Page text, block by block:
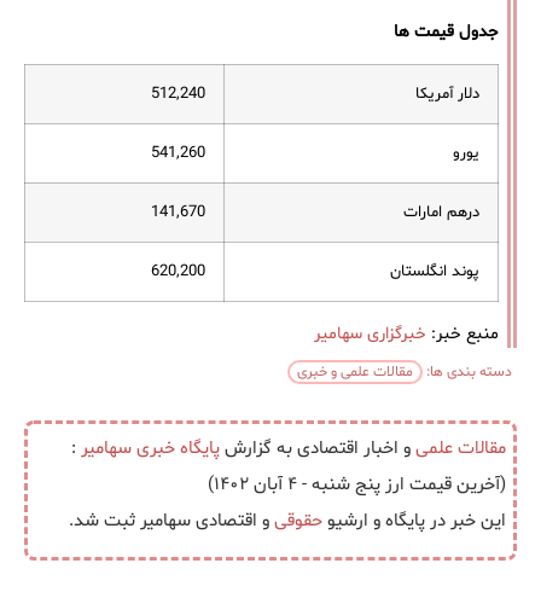
جدول قیمت ها
دلار آمریکا 512,240
یورو 541,260
درهم امارات 141,670
پوند انگلستان 620,200
منبع خبر: خبرگزاری سهامیر
دسته بندی ها: مقالات علمی و خبری
مقالات علمیو اخبار اقتصادی به گزارشپایگاه خبریسهامیر :
(آخرین قیمت ارز پنج شنبه - ۴ آبان ۱۴۰۲)
این خبر در پایگاه و ارشیوحقوقیو اقتصادی سهامیر ثبت شد.